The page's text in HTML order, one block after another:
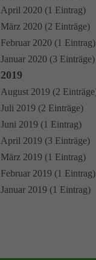
April 2020 (1 Eintrag)
März 2020 (2 Einträge)
Februar 2020 (1 Eintrag)
Januar 2020 (3 Einträge)
2019
August 2019 (2
Juli 2019 (2 Einträge)
Juni 2019 (1 Eintrag)
April 2019 (3 Einträge)
März 2019 (1 Eintrag)
Februar 2019 (1 Eintrag)
Januar 2019 (1 Eintrag)